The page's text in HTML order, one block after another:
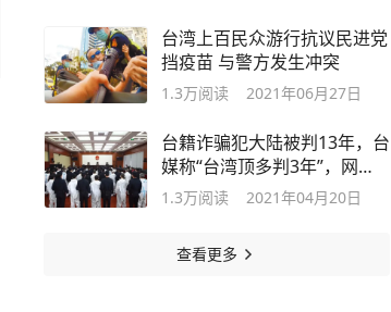
台湾上百民众游行抗议民进党
挡疫苗 与警方发生冲突
1.3万阅读 2021年06月27日
台籍诈骗犯大陆被判13年，台
媒称“台湾顶多判3年”，网
友：不可耻吗？
1.3万阅读 2021年04月20日
查看更多